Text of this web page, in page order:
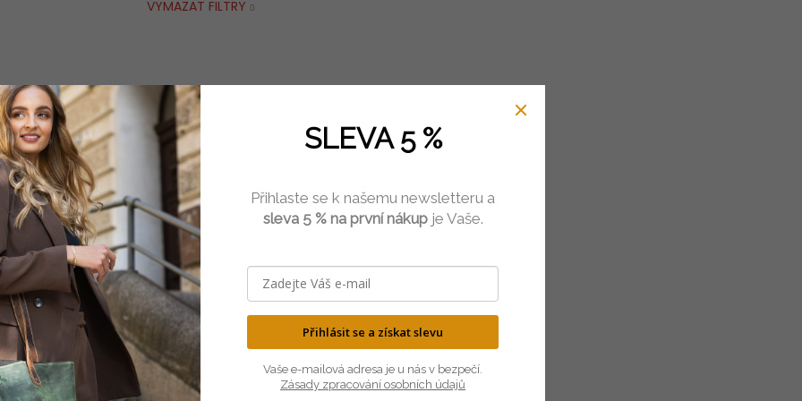
VYMAZAT FILTRY
SLEVA 5 %
Přihlaste se k našemu newsletteru a
sleva 5 % na první nákupje Vaše.
Přihlásit se a získat slevu
Vaše e-mailová adresa je u nás v bezpečí.
Zásady zpracování osobních údajů